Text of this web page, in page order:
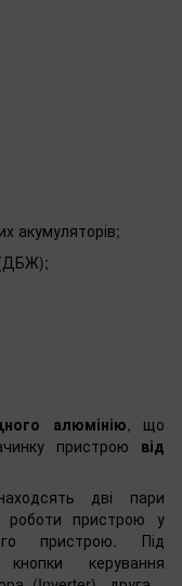
акумуляторів;
(ДБЖ);
алюмінію, що
пристрою від
дві пари
роботи пристрою у
пристрою. Під
керування